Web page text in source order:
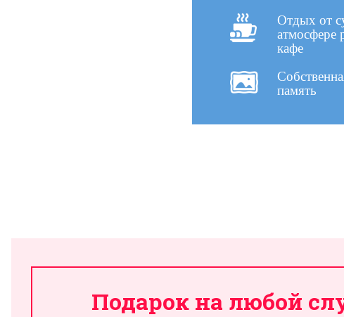
Отдых от
атмосфере
кафе
память
Подарок на любой